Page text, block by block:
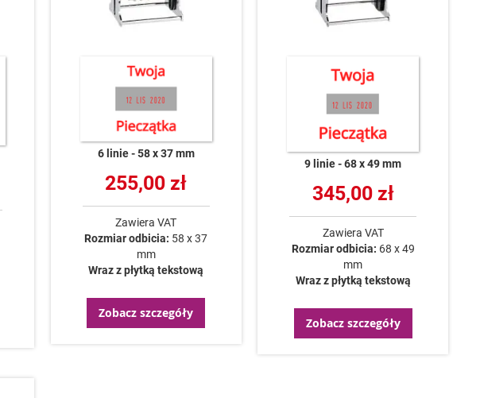
6 linie 58 x 37 mm
255,00 zł
Zawiera VAT
Rozmiar odbicia: 58 x 37
mm
Wraz z płytką tekstową
Zobacz szczegóły
9 linie 68 x 49 mm
345,00 zł
Zawiera VAT
Rozmiar odbicia: 68 x 49
mm
Wraz z płytką tekstową
Zobacz szczegóły